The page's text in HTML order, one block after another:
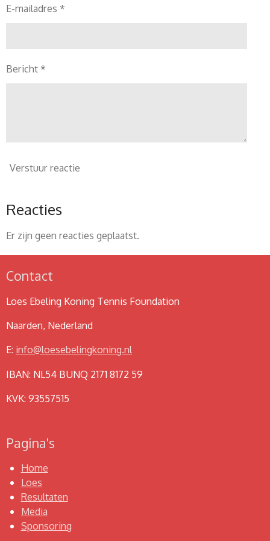
E-mailadres *
Bericht *
Verstuur reactie
Reacties
Er zijn geen reacties geplaatst.
Contact
Loes Ebeling Koning Tennis Foundation
Naarden, Nederland
E: info@loesebelingkoning.nl
IBAN: NL54 BUNQ 2171 8172 59
KVK: 93557515
Pagina's
Home
Loes
Resultaten
Media
Sponsoring